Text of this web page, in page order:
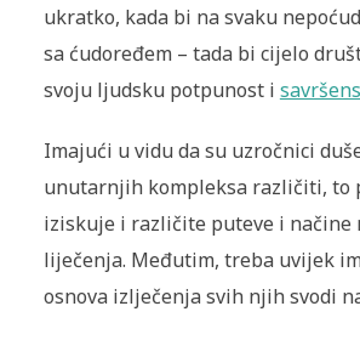
ukratko, kada bi na svaku
sa ćudoređem – tada bi cijelo
svoju ljudsku potpunost i
Imajući u vidu da su uzročnici
unutarnjih kompleksa različiti, to
iziskuje i različite puteve i načine
liječenja. Međutim, treba uvijek
osnova izlječenja svih njih svodi